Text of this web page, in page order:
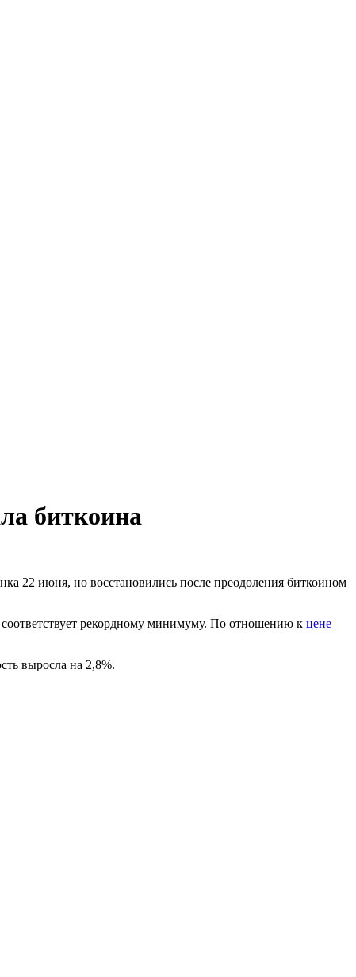
биткоина
22 июня, но восстановились после преодоления биткоином
рекордному минимуму. По отношению к цене
выросла на 2,8%.